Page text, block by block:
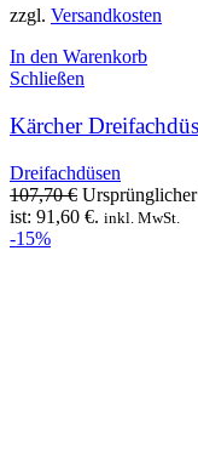
zzgl. Versandkosten
In den Warenkorb
Schließen
Kärcher
Dreifachdüsen
107,70€
ist: 91,60 €. inkl. MwSt.
-15%